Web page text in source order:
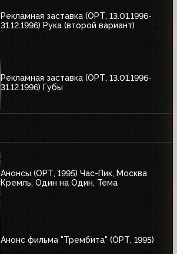
Рекламная заставка (ОРТ, 13.01.1996-
31.12.1996) Рука (второй вариант)
Рекламная заставка (ОРТ, 13.01.1996-
31.12.1996) Губы
Анонсы (ОРТ, 1995) Час-Пик, Москва
Кремль, Один на Один, Тема
Анонс фильма "Трембита" (ОРТ, 1995)